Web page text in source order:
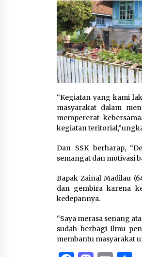
“Kegiatan yang kami
masyarakat dalam
mempererat
kegiatan
Dan SSK berharap,
semangat dan motivasi
Bapak Zainal Madilau
dan gembira karena
kedepannya.
“Saya merasa senang
sudah berbagi ilmu
membantu masyarakat